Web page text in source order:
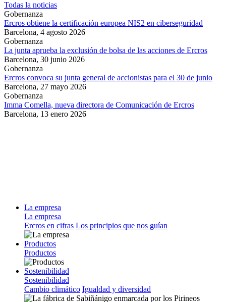
Todas la noticias
Gobernanza
Ercros obtiene la certificación europea NIS2 en ciberseguridad
Barcelona, 4 agosto 2026
Gobernanza
La junta aprueba la exclusión de bolsa de las acciones de Ercros
Barcelona, 30 junio 2026
Gobernanza
Ercros convoca su junta general de accionistas para el 30 de junio
Barcelona, 27 mayo 2026
Gobernanza
Imma Comella, nueva directora de Comunicación de Ercros
Barcelona, 13 enero 2026
La empresa
La empresa
Ercros en cifras Los principios que nos guían
Productos
Productos
Sostenibilidad
Sostenibilidad
Cambio climático Igualdad y diversidad